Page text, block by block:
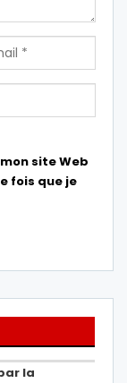
site Web
fois que je
la